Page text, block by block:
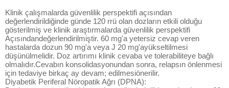
Klinik çalışmalarda güvenlilik perspektifi açısından
değerlendirildiğinde günde 120 rrü olan dozların etkili olduğu
gösterilmiş ve klinik araştırmalarda güvenlilik perspektifi
Açısındandeğerlendirilmiştir. 60 mg'a yetersiz cevap veren
hastalarda dozun 90 mg'a veya J 20 mg'ayükseltilmesi
düşünülmelidir. Doz artırımı klinik cevaba ve tolerabiliteye bağlı
olmalıdır.Cevabın konsolidasyonundan sonra, relapsın önlenmesi
için tedaviye birkaç ay devam; edilmesiönerilir.
Diyabetik Periferal Nöropatik Ağrı (DPNA):